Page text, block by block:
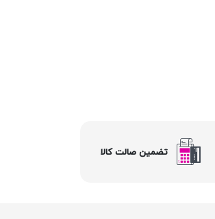
تضمین صالت کالا